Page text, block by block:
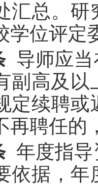
汇总。
学位评定
导师应
副高及
定续聘
再聘任的
年度指
依据，